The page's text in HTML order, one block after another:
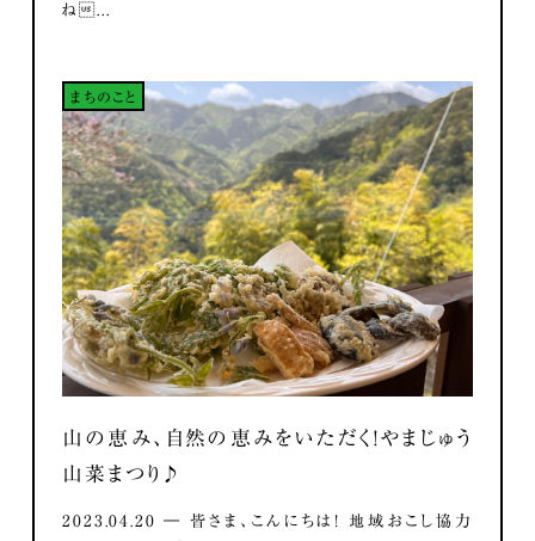
ね...
まちのこと
山の恵み、自然の恵みをいただく！やまじゅう
山菜まつり♪
2023.04.20 ― 皆さま、こんにちは！ 地域おこし協力